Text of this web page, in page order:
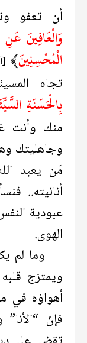
أن تعفو
وَالْعَافِينَ
الْمُحْسِنِينَ﴾
تجاه
بِالْحَسَنَةِ
منك وأنت
وجاهليتك
مَن يعبد
أنانيته..
عبودية
الهوى.
وما لم
ويمتزج
أهواؤه في
فإنّ